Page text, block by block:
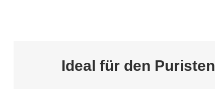
Ideal für den Puristen